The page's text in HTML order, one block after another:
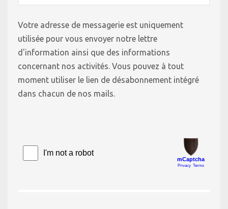
Votre adresse de messagerie est uniquement
utilisée pour vous envoyer notre lettre
d'information ainsi que des informations
concernant nos activités. Vous pouvez à tout
moment utiliser le lien de désabonnement intégré
dans chacun de nos mails.